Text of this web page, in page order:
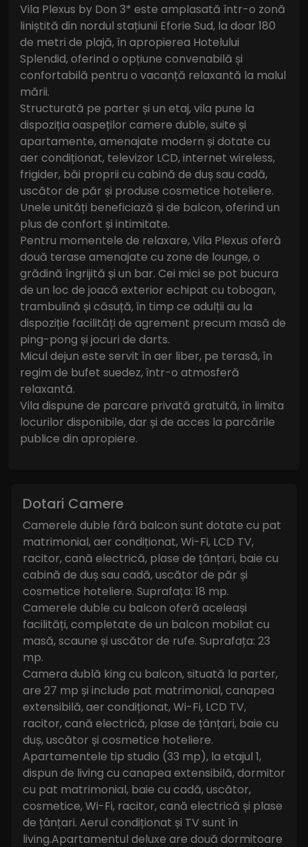
Vila Plexus by Don 3* este amplasată într-o zonă
liniștită din nordul stațiunii Eforie Sud, la doar 180
de metri de plajă, în apropierea Hotelului
Splendid, oferind o opțiune convenabilă și
confortabilă pentru o vacanță relaxantă la malul
mării.
Structurată pe parter și un etaj, vila pune la
dispoziția oaspeților camere duble, suite și
apartamente, amenajate modern și dotate cu
aer condiționat, televizor LCD, internet wireless,
frigider, băi proprii cu cabină de duș sau cadă,
uscător de păr și produse cosmetice hoteliere.
Unele unități beneficiază și de balcon, oferind un
plus de confort și intimitate.
Pentru momentele de relaxare, Vila Plexus oferă
două terase amenajate cu zone de lounge, o
grădină îngrijită și un bar. Cei mici se pot bucura
de un loc de joacă exterior echipat cu tobogan,
trambulină și căsuță, în timp ce adulții au la
dispoziție facilități de agrement precum masă de
ping-pong și jocuri de darts.
Micul dejun este servit în aer liber, pe terasă, în
regim de bufet suedez, într-o atmosferă
relaxantă.
Vila dispune de parcare privată gratuită, în limita
locurilor disponibile, dar și de acces la parcările
publice din apropiere.
Dotari Camere
Camerele duble fără balcon sunt dotate cu pat
matrimonial, aer condiționat, Wi-Fi, LCD TV,
racitor, cană electrică, plase de țânțari, baie cu
cabină de duș sau cadă, uscător de păr și
cosmetice hoteliere. Suprafața: 18 mp.
Camerele duble cu balcon oferă aceleași
facilități, completate de un balcon mobilat cu
masă, scaune și uscător de rufe. Suprafața: 23
mp.
Camera dublă king cu balcon, situată la parter,
are 27 mp și include pat matrimonial, canapea
extensibilă, aer condiționat, Wi-Fi, LCD TV,
racitor, cană electrică, plase de țânțari, baie cu
duș, uscător și cosmetice hoteliere.
Apartamentele tip studio (33 mp), la etajul 1,
dispun de living cu canapea extensibilă, dormitor
cu pat matrimonial, baie cu cadă, uscător,
cosmetice, Wi-Fi, racitor, cană electrică și plase
de țânțari. Aerul condiționat și TV sunt în
living.Apartamentul deluxe are două dormitoare